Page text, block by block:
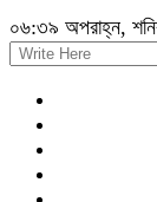
০৬:৩৯ অপরাহ্ন,